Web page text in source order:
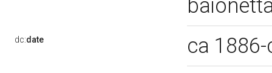
dc:date ca